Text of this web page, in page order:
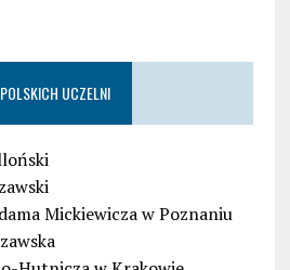
UCZELNI
Mickiewicza w Poznaniu